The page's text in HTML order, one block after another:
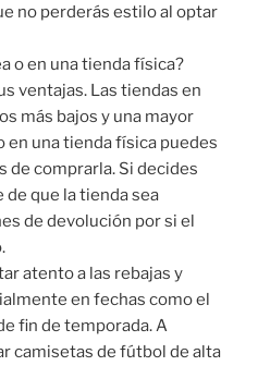
no perderás estilo al optar
o en una tienda física?
ventajas. Las tiendas en
más bajos y una mayor
en una tienda física puedes
de comprarla. Si decides
que la tienda sea
de devolución por si el
atento a las rebajas y
en fechas como el
fin de temporada. A
camisetas de fútbol de alta